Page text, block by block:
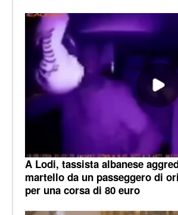
A Lodi, tassista albanese
martello da un passeggero di
per una corsa di 80 euro